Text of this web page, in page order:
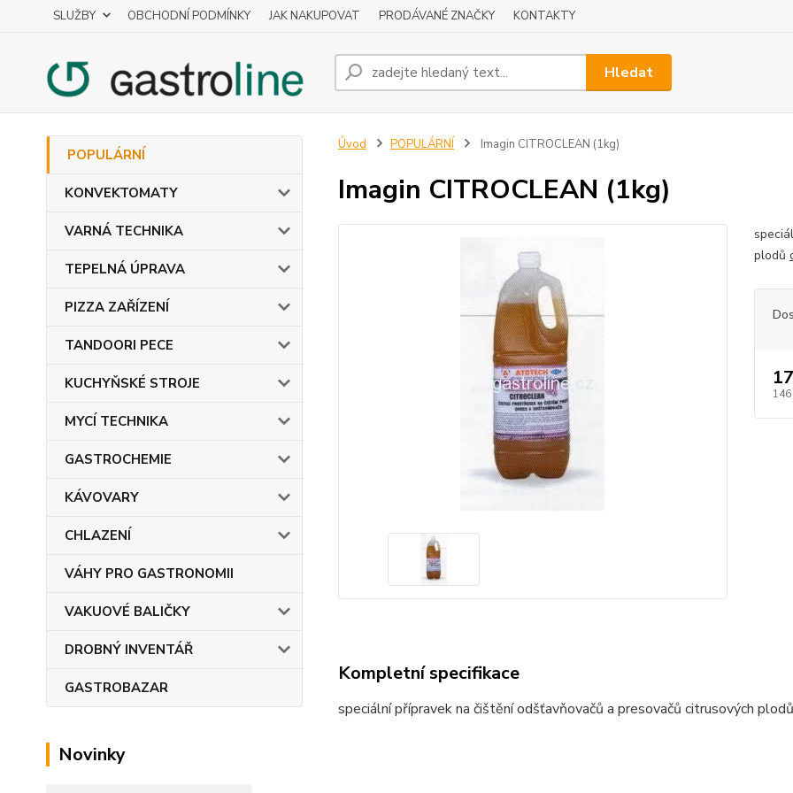
SLUŽBY OBCHODNÍ PODMÍNKY JAK NAKUPOVAT PRODÁVANÉ ZNAČKY KONTAKTY
Hledat
POPULÁRNÍ
KONVEKTOMATY
VARNÁ TECHNIKA
TEPELNÁ ÚPRAVA
PIZZA ZAŘÍZENÍ
TANDOORI PECE
KUCHYŇSKÉ STROJE
MYCÍ TECHNIKA
GASTROCHEMIE
KÁVOVARY
CHLAZENÍ
VÁHY PRO GASTRONOMII
VAKUOVÉ BALIČKY
DROBNÝ INVENTÁŘ
GASTROBAZAR
Novinky
Úvod POPULÁRNÍ Imagin CITROCLEAN (1kg)
Imagin CITROCLEAN (1kg)
plodů
146
Kompletní specifikace
speciální přípravek na čištění odšťavňovačů a presovačů citrusových plodů